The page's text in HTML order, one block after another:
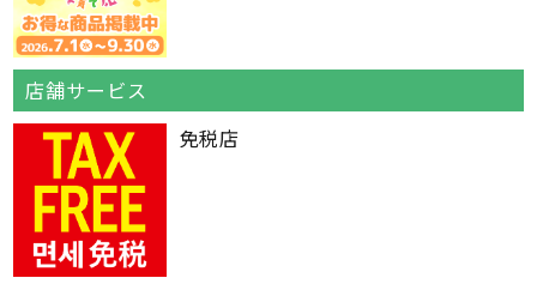
店舗サービス
免税店